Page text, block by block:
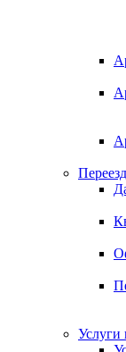
Услуги